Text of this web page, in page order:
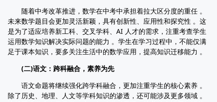
随着中考改革推进，数学在中考中承担着拉大区分度的重任 。
未来数学题目会更加灵活新颖，具有创新性、应用性和探究性 。这
是为了适应培养新工科、交叉学科、AI 人才的需求，注重考查学生
运用数学知识解决实际问题的能力 。学生在学习过程中，不能仅满
足于课本知识，要多关注生活中的数学应用，提高知识迁移能力 。
(二)语文：跨科融合，素养为先
语文命题将继续强化跨学科融合，更加注重学生的核心素养 。
除了历史、地理、人文等学科知识的渗透，还可能涉及更多领域 。